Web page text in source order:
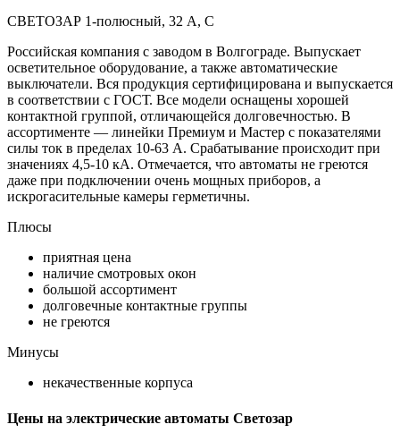
СВЕТОЗАР 1-полюсный, 32 A, C
Российская компания с заводом в Волгограде. Выпускает
осветительное оборудование, а также автоматические
выключатели. Вся продукция сертифицирована и выпускается
в соответствии с ГОСТ. Все модели оснащены хорошей
контактной группой, отличающейся долговечностью. В
ассортименте — линейки Премиум и Мастер с показателями
силы ток в пределах 10-63 А. Срабатывание происходит при
значениях 4,5-10 кА. Отмечается, что автоматы не греются
даже при подключении очень мощных приборов, а
искрогасительные камеры герметичны.
Плюсы
приятная цена
наличие смотровых окон
большой ассортимент
долговечные контактные группы
не греются
Минусы
некачественные корпуса
Цены на электрические автоматы Светозар